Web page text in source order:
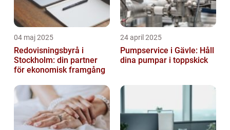
04 maj 2025
Redovisningsbyrå i
Stockholm: din partner
för ekonomisk framgång
24 april 2025
Pumpservice i Gävle: Håll
dina pumpar i toppskick